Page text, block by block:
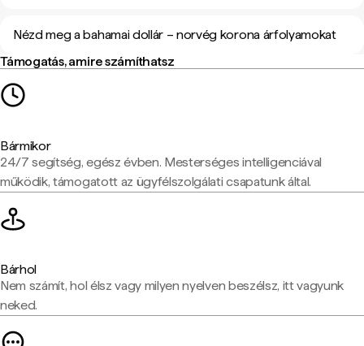
Nézd meg a bahamai dollár – norvég korona árfolyamokat
Támogatás, amire számíthatsz
Bármikor
24/7 segítség, egész évben. Mesterséges intelligenciával
működik, támogatott az ügyfélszolgálati csapatunk által.
Bárhol
Nem számít, hol élsz vagy milyen nyelven beszélsz, itt vagyunk
neked.